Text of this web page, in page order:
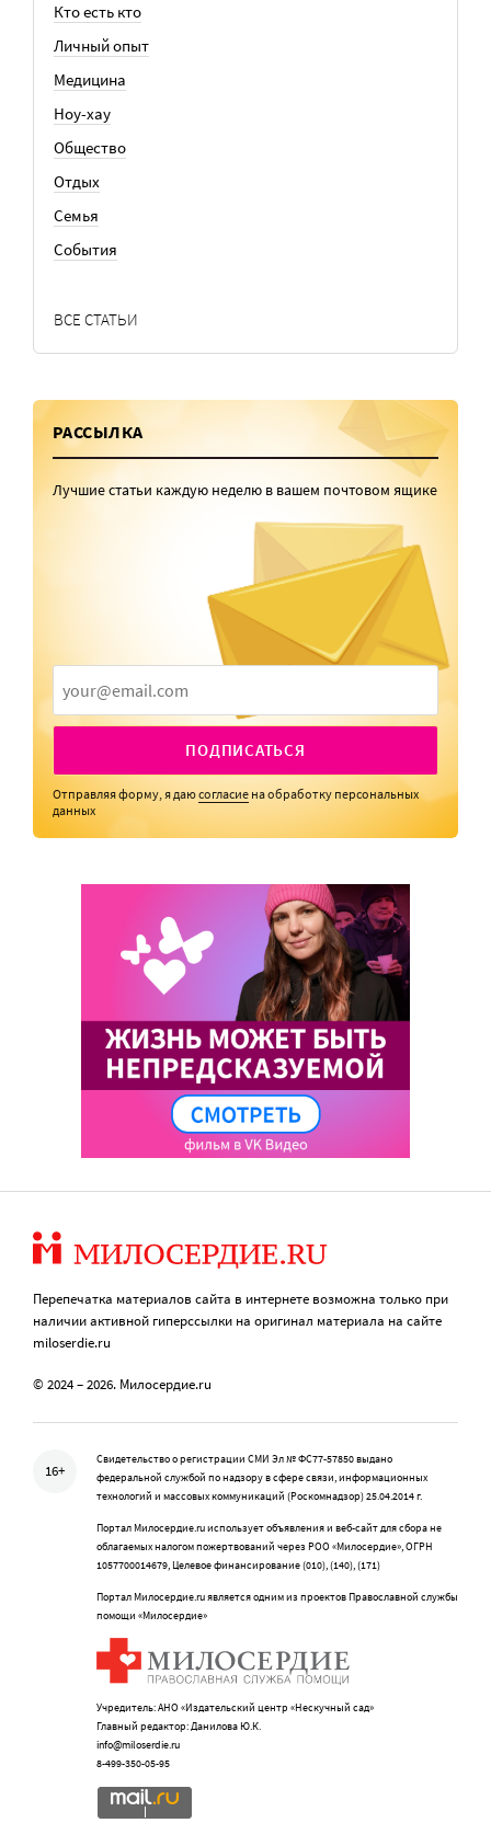
Кто есть кто
Личный опыт
Медицина
Ноу-хау
Общество
Отдых
Семья
События
ВСЕ СТАТЬИ
РАССЫЛКА
Лучшие статьи каждую неделю в вашем почтовом ящике
ПОДПИСАТЬСЯ
Отправляя форму, я даюсогласие на обработку персональных
данных
Перепечатка материалов сайта в интернете возможна только при
наличии активной гиперссылки на оригинал материала на сайте
miloserdie.ru
© 2024 – 2026. Милосердие.ru
16+
Свидетельство о регистрации СМИ Эл № ФС77-57850 выдано
федеральной службой по надзору в сфере связи, информационных
технологий и массовых коммуникаций (Роскомнадзор) 25.04.2014 г.
Портал Милосердие.ru использует объявления и веб-сайт для сбора не
облагаемых налогом пожертвований через РОО «Милосердие», ОГРН
1057700014679, Целевое финансирование (010), (140), (171)
Портал Милосердие.ru является одним из проектов Православной службы
помощи «Милосердие»
Учредитель: АНО «Издательский центр «Нескучный сад»
Главный редактор: Данилова Ю.К.
info@miloserdie.ru
8-499-350-05-95